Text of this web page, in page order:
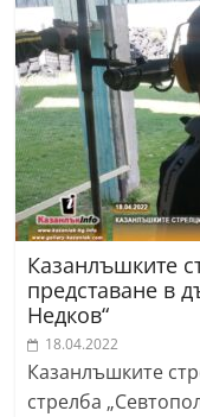
Казанлъшките
представане в
Недков“
18.04.2022
Казанлъшките
стрелба